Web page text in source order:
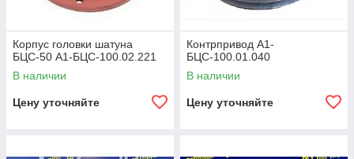
Корпус головки шатуна
БЦС-50 А1-БЦС-100.02.221
В наличии
Цену уточняйте
Контрпривод А1-
БЦС-100.01.040
В наличии
Цену уточняйте